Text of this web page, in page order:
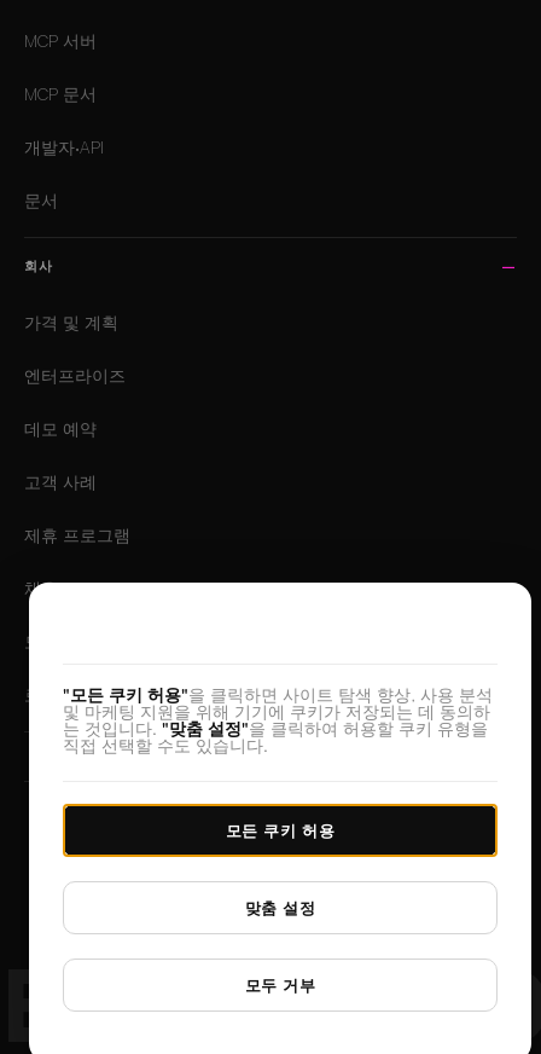
MCP 서버
MCP 문서
개발자·API
문서
회사
가격 및 계획
엔터프라이즈
데모 예약
고객 사례
제휴 프로그램
채용
모바일 앱
로그인
LoadFocus , FocusBox
이용약관개인 정보 보호 정책데이터 보호쿠키 설정
"모든 쿠키 허용"을 클릭하면 사이트 탐색 향상, 사용 분석
및 마케팅 지원을 위해 기기에 쿠키가 저장되는 데 동의하
는 것입니다. "맞춤 설정"을 클릭하여 허용할 쿠키 유형을
직접 선택할 수도 있습니다.
모두 거부
맞춤 설정
모든 쿠키 허용